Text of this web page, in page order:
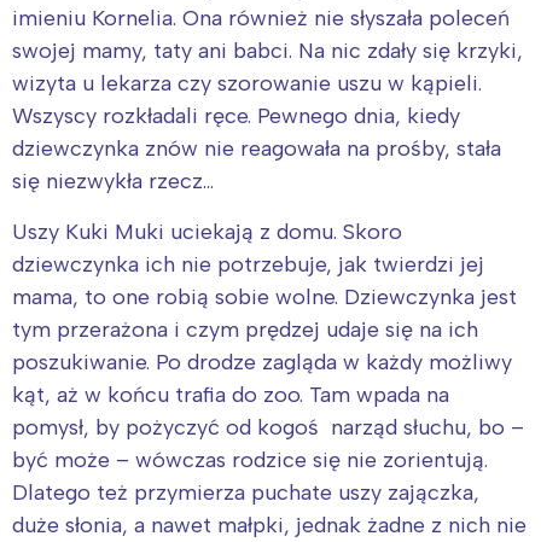
imieniu Kornelia. Ona również nie słyszała poleceń
swojej mamy, taty ani babci. Na nic zdały się krzyki,
wizyta u lekarza czy szorowanie uszu w kąpieli.
Wszyscy rozkładali ręce. Pewnego dnia, kiedy
dziewczynka znów nie reagowała na prośby, stała
się niezwykła rzecz…
Uszy Kuki Muki uciekają z domu. Skoro
dziewczynka ich nie potrzebuje, jak twierdzi jej
mama, to one robią sobie wolne. Dziewczynka jest
tym przerażona i czym prędzej udaje się na ich
poszukiwanie. Po drodze zagląda w każdy możliwy
kąt, aż w końcu trafia do zoo. Tam wpada na
pomysł, by pożyczyć od kogoś narząd słuchu, bo –
być może – wówczas rodzice się nie zorientują.
Dlatego też przymierza puchate uszy zajączka,
duże słonia, a nawet małpki, jednak żadne z nich nie